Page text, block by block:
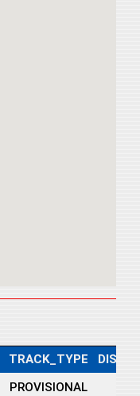
TRACK_TYPE
PROVISIONAL